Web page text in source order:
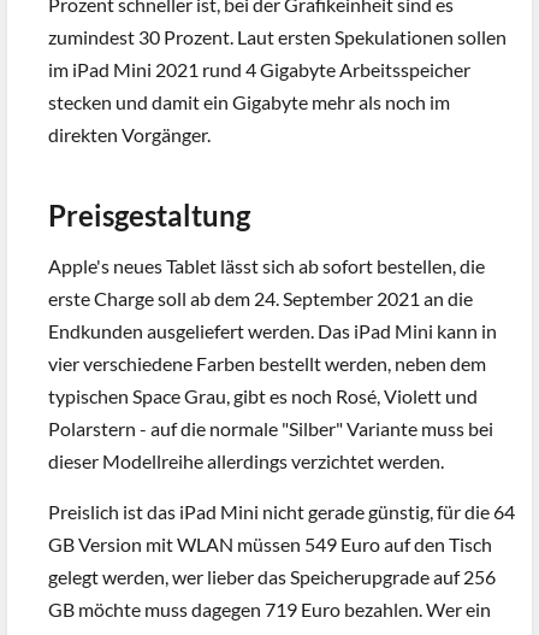
zumindest 30 Prozent. Laut ersten Spekulationen sollen
im iPad Mini 2021 rund 4 Gigabyte Arbeitsspeicher
stecken und damit ein Gigabyte mehr als noch im
direkten Vorgänger.
Preisgestaltung
Apple's neues Tablet lässt sich ab sofort bestellen, die
erste Charge soll ab dem 24. September 2021 an die
Endkunden ausgeliefert werden. Das iPad Mini kann in
vier verschiedene Farben bestellt werden, neben dem
typischen Space Grau, gibt es noch Rosé, Violett und
Polarstern - auf die normale "Silber" Variante muss bei
dieser Modellreihe allerdings verzichtet werden.
Preislich ist das iPad Mini nicht gerade günstig, für die 64
GB Version mit WLAN müssen 549 Euro auf den Tisch
gelegt werden, wer lieber das Speicherupgrade auf 256
GB möchte muss dagegen 719 Euro bezahlen. Wer ein